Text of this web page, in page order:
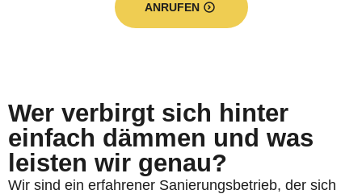
ANRUFEN
Wer verbirgt sich hinter
einfach dämmen und was
leisten wir genau?
Wir sind ein erfahrener Sanierungsbetrieb, der sich